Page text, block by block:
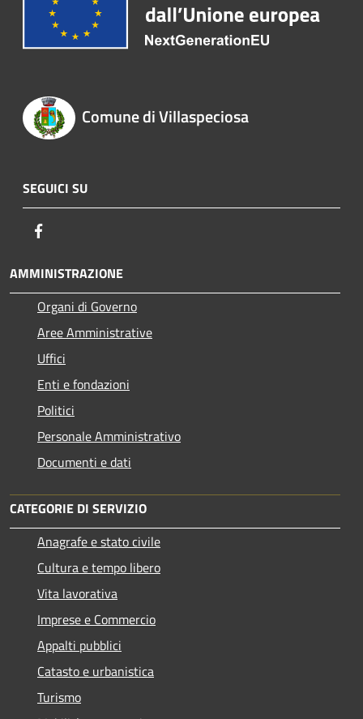
Comune di Villaspeciosa
SEGUICI SU
AMMINISTRAZIONE
Organi di Governo
Aree Amministrative
Uffici
Enti e fondazioni
Politici
Personale Amministrativo
Documenti e dati
CATEGORIE DI SERVIZIO
Anagrafe e stato civile
Cultura e tempo libero
Vita lavorativa
Imprese e Commercio
Appalti pubblici
Catasto e urbanistica
Turismo